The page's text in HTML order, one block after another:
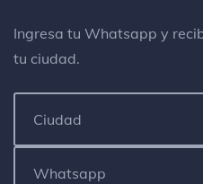
Ingresa tu Whatsapp y
tu ciudad.